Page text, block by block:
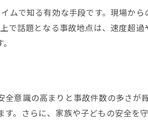
で意識したい交通事故予防の新常識
通事故動向を知ることの重要性
と那珂川市のパトカー出動状況
による交通事故と那珂川市のパトカ
で増加する危険運転と交通事故の関
出動速報から読み解く那珂川市の交通
ムで知る有効な手段です。現場か
で話題となる事故地点は、速度超
意識の高まりと事故件数の多さが
。さらに、家族や子どもの安全を